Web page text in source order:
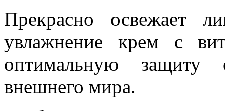
Прекрасно освежает
увлажнение крем с
оптимальную защиту
внешнего мира.